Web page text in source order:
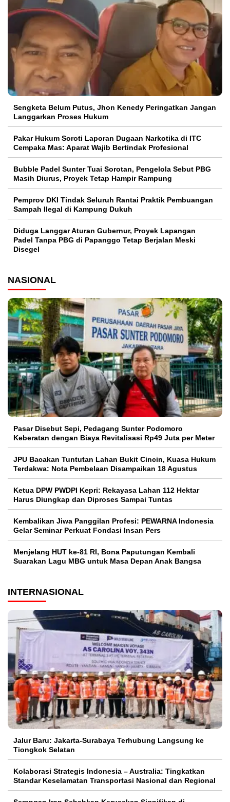
Sengketa Belum Putus, Jhon Kenedy Peringatkan Jangan
Langgarkan Proses Hukum
Pakar Hukum Soroti Laporan Dugaan Narkotika di ITC
Cempaka Mas: Aparat Wajib Bertindak Profesional
Bubble Padel Sunter Tuai Sorotan, Pengelola Sebut PBG
Masih Diurus, Proyek Tetap Hampir Rampung
Pemprov DKI Tindak Seluruh Rantai Praktik Pembuangan
Sampah Ilegal di Kampung Dukuh
Diduga Langgar Aturan Gubernur, Proyek Lapangan
Padel Tanpa PBG di Papanggo Tetap Berjalan Meski
Disegel
NASIONAL
Pasar Disebut Sepi, Pedagang Sunter Podomoro
Keberatan dengan Biaya Revitalisasi Rp49 Juta per Meter
JPU Bacakan Tuntutan Lahan Bukit Cincin, Kuasa Hukum
Terdakwa: Nota Pembelaan Disampaikan 18 Agustus
Ketua DPW PWDPI Kepri: Rekayasa Lahan 112 Hektar
Harus Diungkap dan Diproses Sampai Tuntas
Kembalikan Jiwa Panggilan Profesi: PEWARNA Indonesia
Gelar Seminar Perkuat Fondasi Insan Pers
Menjelang HUT ke-81 RI, Bona Paputungan Kembali
Suarakan Lagu MBG untuk Masa Depan Anak Bangsa
INTERNASIONAL
Jalur Baru: Jakarta-Surabaya Terhubung Langsung ke
Tiongkok Selatan
Kolaborasi Strategis Indonesia – Australia: Tingkatkan
Standar Keselamatan Transportasi Nasional dan Regional